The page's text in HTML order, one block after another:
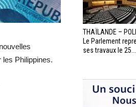
les Philippines.
THAÏLANDE –
Le Parlement
ses travaux le 25...